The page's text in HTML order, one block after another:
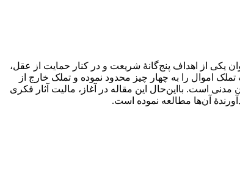
از اهداف پنج‌گانۀ شریعت و در کنار حمایت از عقل،
سبب تملک اموال را به چهار چیز محدود نموده و تملک خارج از
دانسته است. هدف مقالۀ حاضر، بررسی فرآیند تحصیل ملکیت پدیدآورندۀ اثر فکری نسبت به اثر خود در سیاق مادۀ 140 قانون مدنی است. با‌این‌حال این مقاله در آغاز، مالیت آثار فکری
آن‌ها مطالعه نموده است.